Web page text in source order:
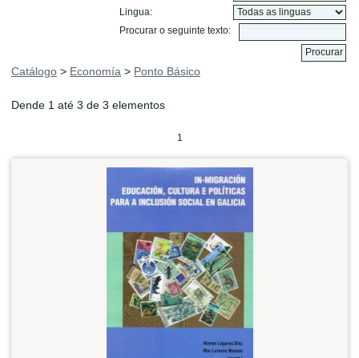
Lingua:
Procurar o seguinte texto:
Catálogo > Economía > Ponto Básico
Dende 1 até 3 de 3 elementos
1